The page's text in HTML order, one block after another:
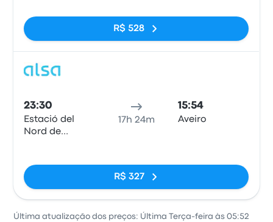
R$ 528
23:30
Estació del
Nord de
17h 24m
15:54
Aveiro
R$ 327
Última atualização dos preços: Última Terça-feira às 05:52